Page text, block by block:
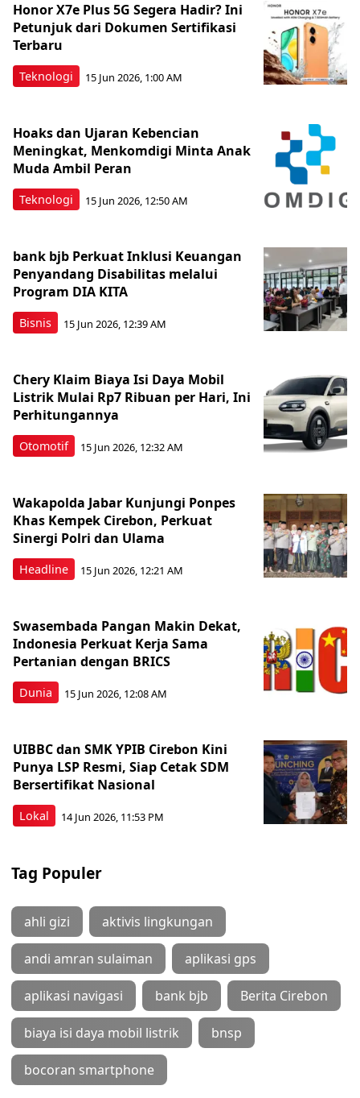
Teknologi
Honor X7e Plus 5G Segera Hadir? Ini
Petunjuk dari Dokumen Sertifikasi
Terbaru
15 Jun 2026, 1:00 AM
Teknologi
Hoaks dan Ujaran Kebencian
Meningkat, Menkomdigi Minta Anak
Muda Ambil Peran
15 Jun 2026, 12:50 AM
Bisnis
bank bjb Perkuat Inklusi Keuangan
Penyandang Disabilitas melalui
Program DIA KITA
15 Jun 2026, 12:39 AM
Otomotif
Chery Klaim Biaya Isi Daya Mobil
Listrik Mulai Rp7 Ribuan per Hari, Ini
Perhitungannya
15 Jun 2026, 12:32 AM
Headline
Wakapolda Jabar Kunjungi Ponpes
Khas Kempek Cirebon, Perkuat
Sinergi Polri dan Ulama
15 Jun 2026, 12:21 AM
Dunia
Swasembada Pangan Makin Dekat,
Indonesia Perkuat Kerja Sama
Pertanian dengan BRICS
15 Jun 2026, 12:08 AM
Lokal
UIBBC dan SMK YPIB Cirebon Kini
Punya LSP Resmi, Siap Cetak SDM
Bersertifikat Nasional
14 Jun 2026, 11:53 PM
Tag Populer
ahli gizi aktivis lingkungan
andi amran sulaiman aplikasi gps
aplikasi navigasi bank bjb Berita Cirebon
biaya isi daya mobil listrik bnsp
bocoran smartphone